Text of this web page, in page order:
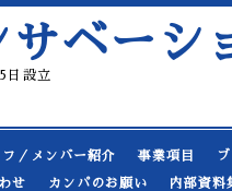
サベーシ
設立
フ／メンバー紹介 事業項目
せ カンパのお願い 内部資料